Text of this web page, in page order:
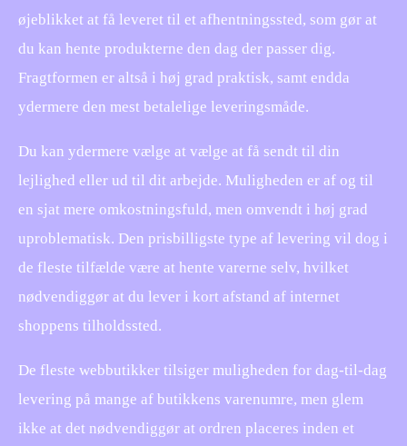
øjeblikket at få leveret til et afhentningssted, som gør at
du kan hente produkterne den dag der passer dig.
Fragtformen er altså i høj grad praktisk, samt endda
ydermere den mest betalelige leveringsmåde.
Du kan ydermere vælge at vælge at få sendt til din
lejlighed eller ud til dit arbejde. Muligheden er af og til
en sjat mere omkostningsfuld, men omvendt i høj grad
uproblematisk. Den prisbilligste type af levering vil dog i
de fleste tilfælde være at hente varerne selv, hvilket
nødvendiggør at du lever i kort afstand af internet
shoppens tilholdssted.
De fleste webbutikker tilsiger muligheden for dag-til-dag
levering på mange af butikkens varenumre, men glem
ikke at det nødvendiggør at ordren placeres inden et